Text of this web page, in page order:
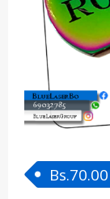
Bs.70.00